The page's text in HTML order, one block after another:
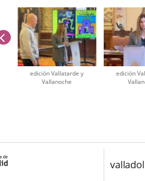
edición Vallatarde y
Vallanoche
edición
previus